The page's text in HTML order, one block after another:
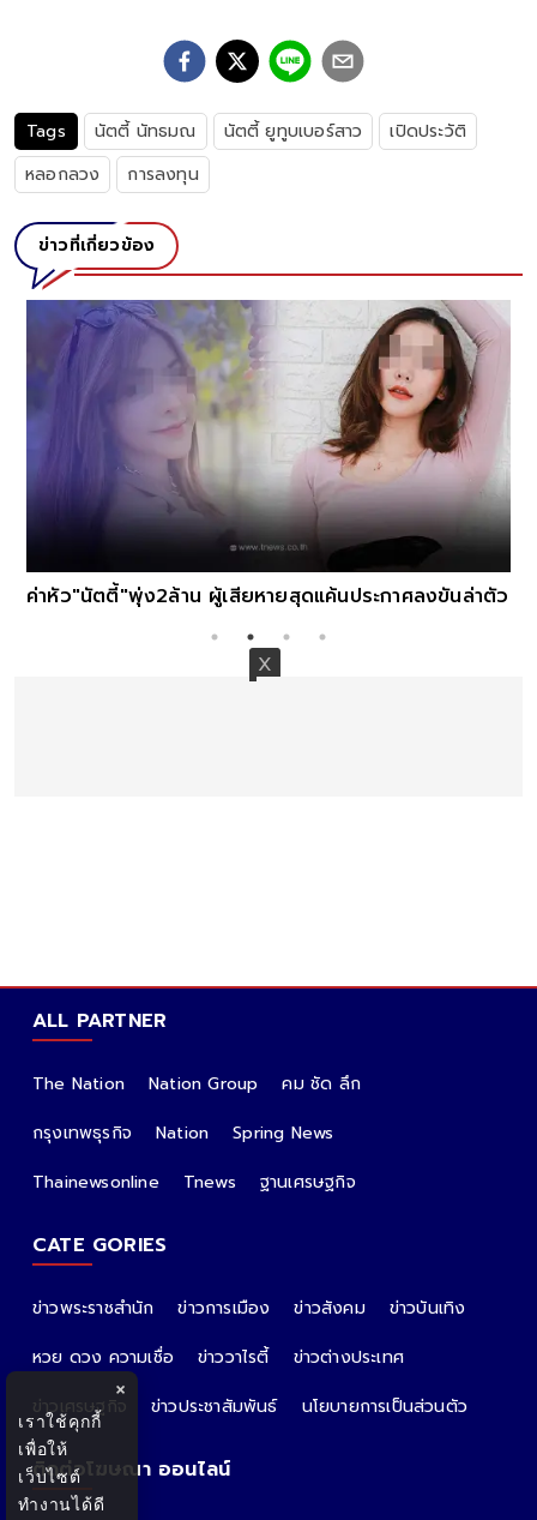
Tags นัตตี้ นัทธมณ นัตตี้ ยูทูบเบอร์สาว
เปิดประวัติ
หลอกลวง
การลงทุน
ข่าวที่เกี่ยวข้อง
ค่าหัว"นัตตี้"พุ่ง2ล้าน ผู้เสียหายสุดแค้นประกาศลงขันล่าตัว
ALL PARTNER
The Nation Nation Group
คม ชัด ลึก
กรุงเทพธุรกิจ
Nation
Spring News
Thainewsonline
Tnews ฐานเศรษฐกิจ
CATE GORIES
ข่าวพระราชสำนัก ข่าวการเมือง ข่าวสังคม
ข่าวบันเทิง
หวย ดวง ความเชื่อ
ข่าววาไรตี้
ข่าวต่างประเทศ
ข่าวเศรษฐกิจ
ข่าวประชาสัมพันธ์ นโยบายการเป็นส่วนตัว
ติดต่อโฆษณา ออนไลน์
×
เราใช้คุกกี้
เพื่อให้
เว็บไซต์
ทำงานได้ดี